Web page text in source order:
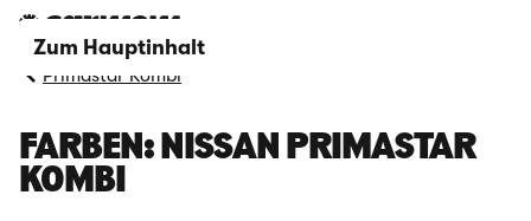
Zum Hauptinhalt
Primastar Kombi
FARBEN: NISSAN PRIMASTAR
KOMBI